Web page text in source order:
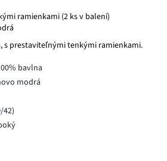
ramienkami (2 ks v balení)
s prestaviteľnými tenkými ramienkami.
bavlna
modrá
42)